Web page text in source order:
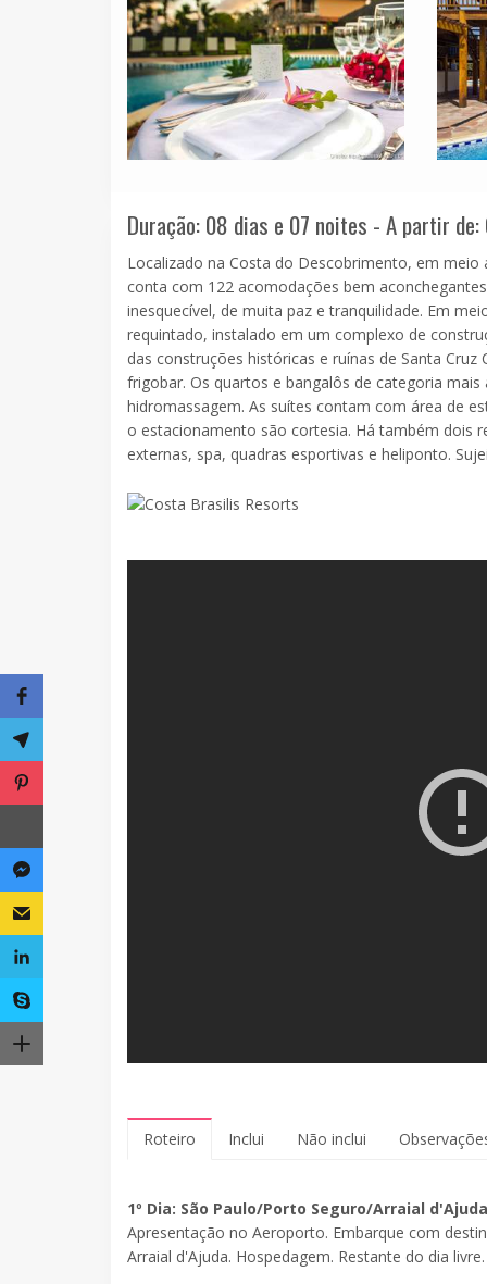
Duração: 08 dias e 07 noites - A partir de:
Localizado na Costa do Descobrimento, em
conta com 122 acomodações bem
inesquecível, de muita paz e tranquilidade. Em
requintado, instalado em um complexo de
das construções históricas e ruínas de Santa
frigobar. Os quartos e bangalôs de categoria
hidromassagem. As suítes contam com área de
o estacionamento são cortesia. Há também dois
externas, spa, quadras esportivas e heliponto.
Roteiro Inclui Não inclui
1º Dia: São Paulo/Porto Seguro/Arraial
Apresentação no Aeroporto. Embarque com
Arraial d'Ajuda. Hospedagem. Restante do dia